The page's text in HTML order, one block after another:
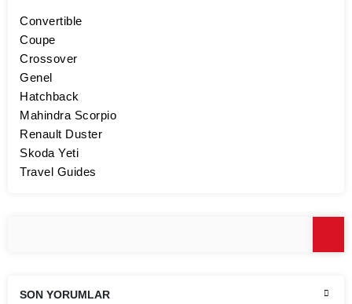
Convertible
Coupe
Crossover
Genel
Hatchback
Mahindra Scorpio
Renault Duster
Skoda Yeti
Travel Guides
SON YORUMLAR